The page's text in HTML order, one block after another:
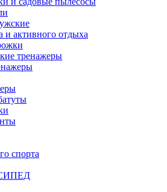
и активного отдыха
тренажеры
спорта